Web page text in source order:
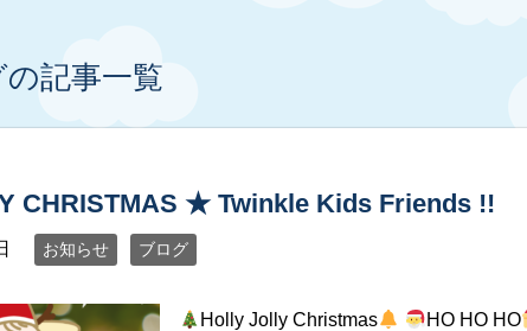
の記事一覧
CHRISTMAS ★ Twinkle Kids Friends !!
お知らせ ブログ
Holly Jolly Christmas HO HO HO